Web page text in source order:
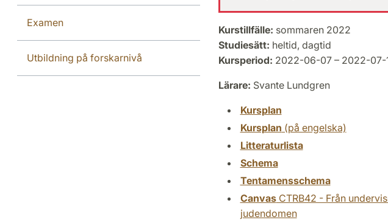
Examen
Utbildning på forskarnivå
Kurstillfälle: sommaren 2022
Studiesätt: heltid, dagtid
Kursperiod: 2022-06-07 – 2022-07-
Lärare: Svante Lundgren
Kursplan
Kursplan (på engelska)
Litteraturlista
Schema
Tentamensschema
CanvasCTRB42 - Från
judendomen